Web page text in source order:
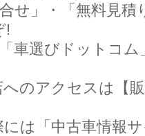
せ」・「無料見積
!
車選びドットコ
のアクセスは【
には「中古車情報